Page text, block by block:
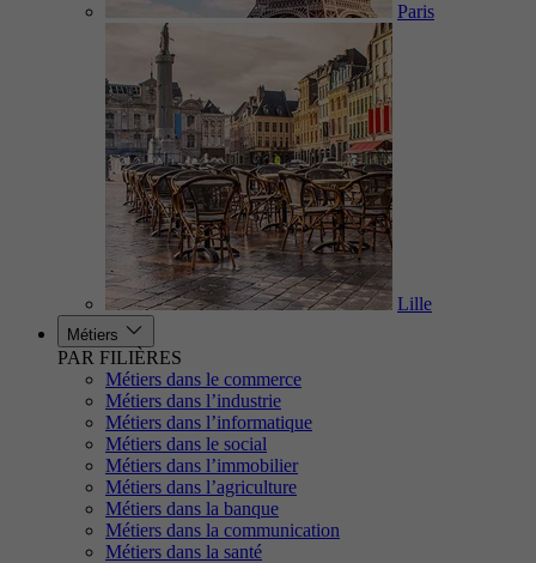
Paris
Lille
Métiers
PAR FILIÈRES
Métiers dans le commerce
Métiers dans l’industrie
Métiers dans l’informatique
Métiers dans le social
Métiers dans l’immobilier
Métiers dans l’agriculture
Métiers dans la banque
Métiers dans la communication
Métiers dans la santé